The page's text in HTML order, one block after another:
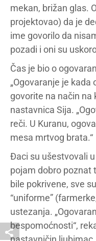
mekan, brižan glas.
projektovao) da je
ime govorilo da
pozadi i oni su
Čas je bio o
„Ogovaranje je
govorite na način na
nastavnica Sija.
reči. U Kuranu,
mesa mrtvog brata.“
Đaci su ušestvovali
pojam dobro poznat
bile pokrivene, sve
“uniforme”
ustezanja.
bespomoćnosti“,